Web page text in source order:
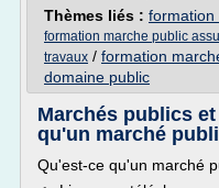
Thèmes liés : formation
formation marche public
travaux / formation
domaine public
Marchés publics
qu'un marché
Qu'est-ce qu'un marché